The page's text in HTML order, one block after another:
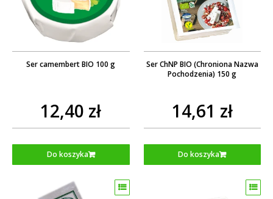
Ser camembert BIO 100 g
12,40 zł
Do koszyka
Ser ChNP BIO (Chroniona Nazwa
Pochodzenia) 150 g
14,61 zł
Do koszyka